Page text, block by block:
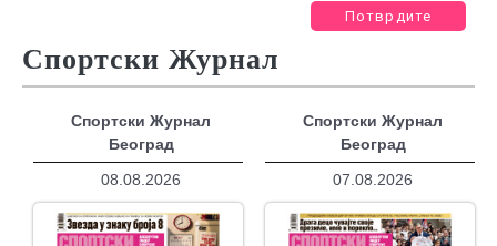
Потврдите
Спортски Журнал
Спортски Журнал
Београд
08.08.2026
Спортски Журнал
Београд
07.08.2026